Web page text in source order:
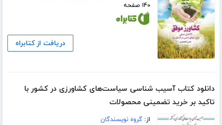
۱۴۰ صفحه
دریافت از کتابراه
دانلود کتاب آسیب شناسی سیاست‌های کشاورزی در کشور با
تاکید بر خرید تضمینی محصولات
از:گروه نویسندگان